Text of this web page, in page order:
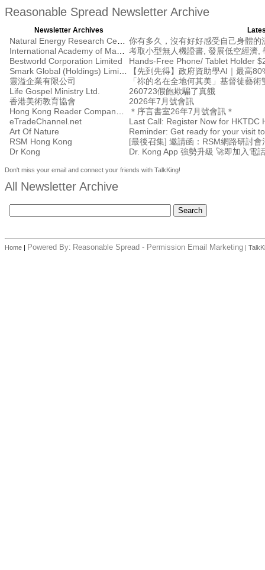
Reasonable Spread Newsletter Archive
Newsletter Archives
你有多久，沒有好好感受自己身體的
考取小型無人機證書, 發展低空經濟,
Bestworld Corporation Limited
Hands-Free Phone/ Tablet Holder
【先到先得】政府資助學AI｜最高
靈溢企業有限公司
「祢的名在全地何其美」基督徒藝
Life Gospel Ministry Ltd.
260723假飽欺騙了真餓
香港美術教育協會
2026年7月號會訊
＊序言書室26年7月號會訊＊
eTradeChannel.net
Art Of Nature
Reminder: Get ready for your visit
RSM Hong Kong
Dr Kong
Dr. Kong App 強勢升級 🚀即加入電
Don't miss your email and connect your friends with TalkKing!
All Newsletter Archive
Home | Powered By: Reasonable Spread - Permission Email Marketing |